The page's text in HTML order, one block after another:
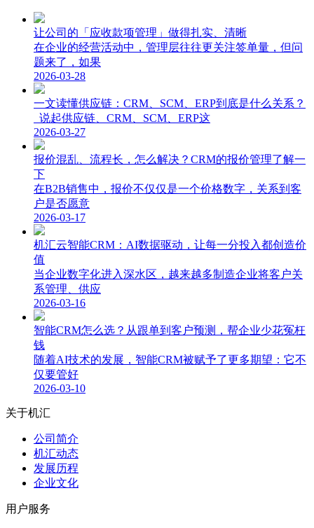
让公司的「应收款项管理」做得扎实、清晰
在企业的经营活动中，管理层往往更关注签单量，但问
题来了，如果
2026-03-28
一文读懂供应链：CRM、SCM、ERP到底是什么关系？
说起供应链、CRM、SCM、ERP这
2026-03-27
报价混乱、流程长，怎么解决？CRM的报价管理了解一
下
在B2B销售中，报价不仅仅是一个价格数字，关系到客
户是否愿意
2026-03-17
机汇云智能CRM：AI数据驱动，让每一分投入都创造价
值
当企业数字化进入深水区，越来越多制造企业将客户关
系管理、供应
2026-03-16
智能CRM怎么选？从跟单到客户预测，帮企业少花冤枉
钱
随着AI技术的发展，智能CRM被赋予了更多期望：它不
仅要管好
2026-03-10
关于机汇
公司简介
机汇动态
发展历程
企业文化
用户服务